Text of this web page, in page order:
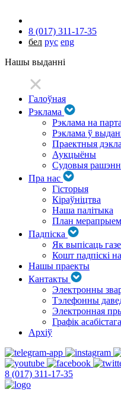
8 (017) 311-17-35
бел рус eng
Нашы выданні
Галоўная
Рэклама
Рэклама на
Рэклама ў
Праектныя
Аукцыёны
Судовыя
Пра нас
Гісторыя
Кіраўніцтва
Наша палітыка
План
Падпіска
Як выпісаць
Кошт падпіскі
Нашы праекты
Кантакты
Электронны
Тэлефонны
Электронная
Графік
Архіў
8 (017) 311-17-35